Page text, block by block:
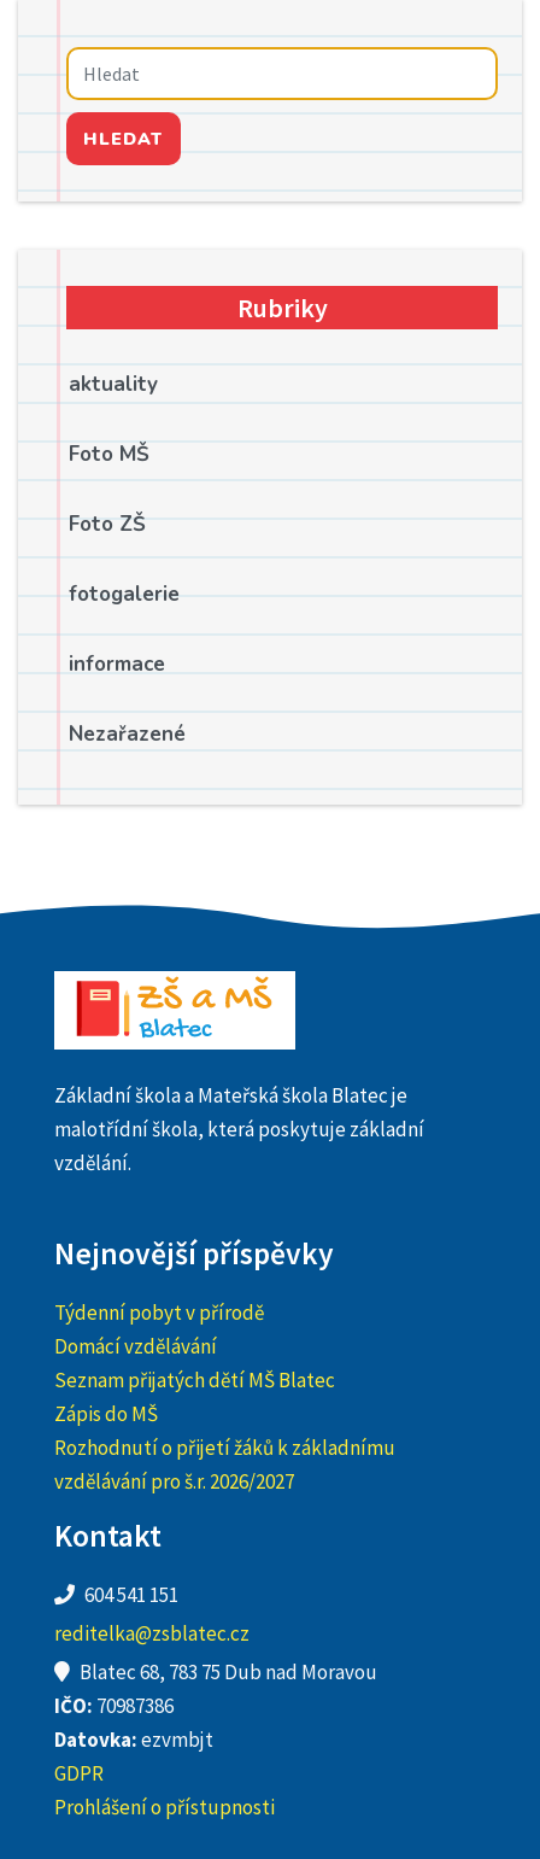
HLEDAT
Rubriky
aktuality
Foto MŠ
Foto ZŠ
fotogalerie
informace
Nezařazené
Základní škola a Mateřská škola Blatec je
malotřídní škola, která poskytuje základní
vzdělání.
Nejnovější příspěvky
Týdenní pobyt v přírodě
Domácí vzdělávání
Seznam přijatých dětí MŠ Blatec
Zápis do MŠ
Rozhodnutí o přijetí žáků k základnímu
vzdělávání pro š.r. 2026/2027
Kontakt
604 541 151
reditelka@zsblatec.cz
Blatec 68, 783 75 Dub nad Moravou
IČO: 70987386
Datovka:ezvmbjt
GDPR
Prohlášení o přístupnosti